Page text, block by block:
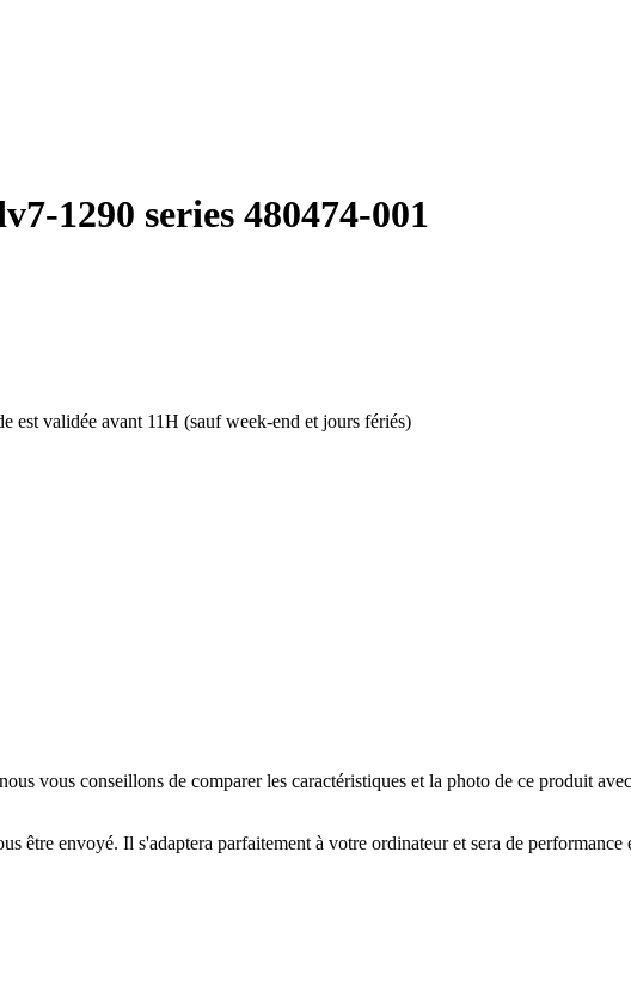
1290 series 480474-001
est validée avant 11H (sauf week-end et jours fériés)
vous conseillons de comparer les caractéristiques et la photo de ce produit
être envoyé. Il s'adaptera parfaitement à votre ordinateur et sera de performance